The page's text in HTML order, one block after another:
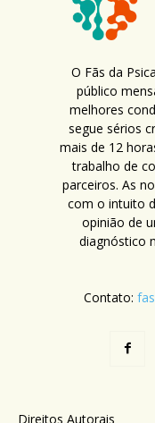
O Fãs da
público
melhores
segue sérios
mais de 12
trabalho de
parceiros. As
com o intuito
opinião de
diagnóstico
Contato:
Direitos Autorais